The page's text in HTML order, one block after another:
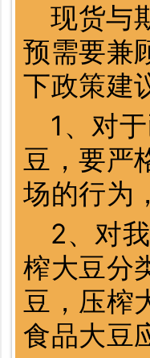
现货与
预需要兼
下政策建
1、对
豆，要严
场的行为
2、对
榨大豆分
豆，压榨
食品大豆